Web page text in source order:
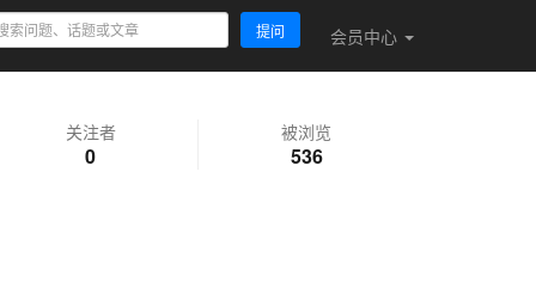
提问 会员中心
关注者
0
被浏览
536